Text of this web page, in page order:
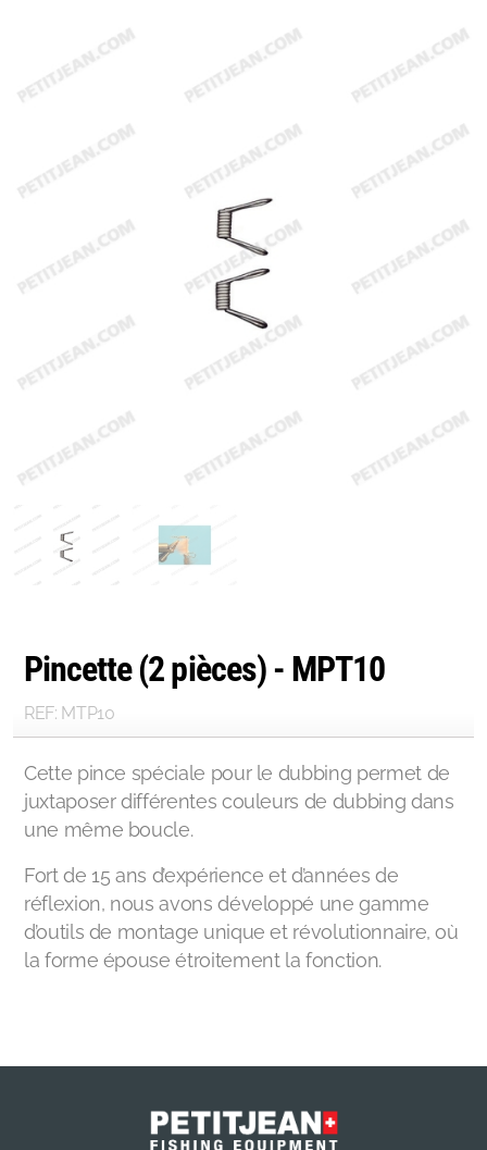
Pincette (2 pièces) - MPT10
REF: MTP10
Cette pince spéciale pour le dubbing permet de
juxtaposer différentes couleurs de dubbing dans
une même boucle.
Fort de 15 ans d’expérience et d’années de
réflexion, nous avons développé une gamme
d’outils de montage unique et révolutionnaire, où
la forme épouse étroitement la fonction.